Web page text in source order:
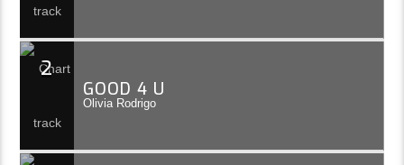
2
GOOD 4 U
Olivia Rodrigo